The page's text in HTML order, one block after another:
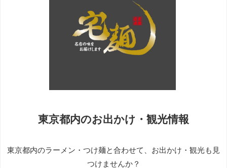
東京都内のお出かけ・観光情報
東京都内のラーメン・つけ麺と合わせて、お出かけ・観光も見
つけませんか？